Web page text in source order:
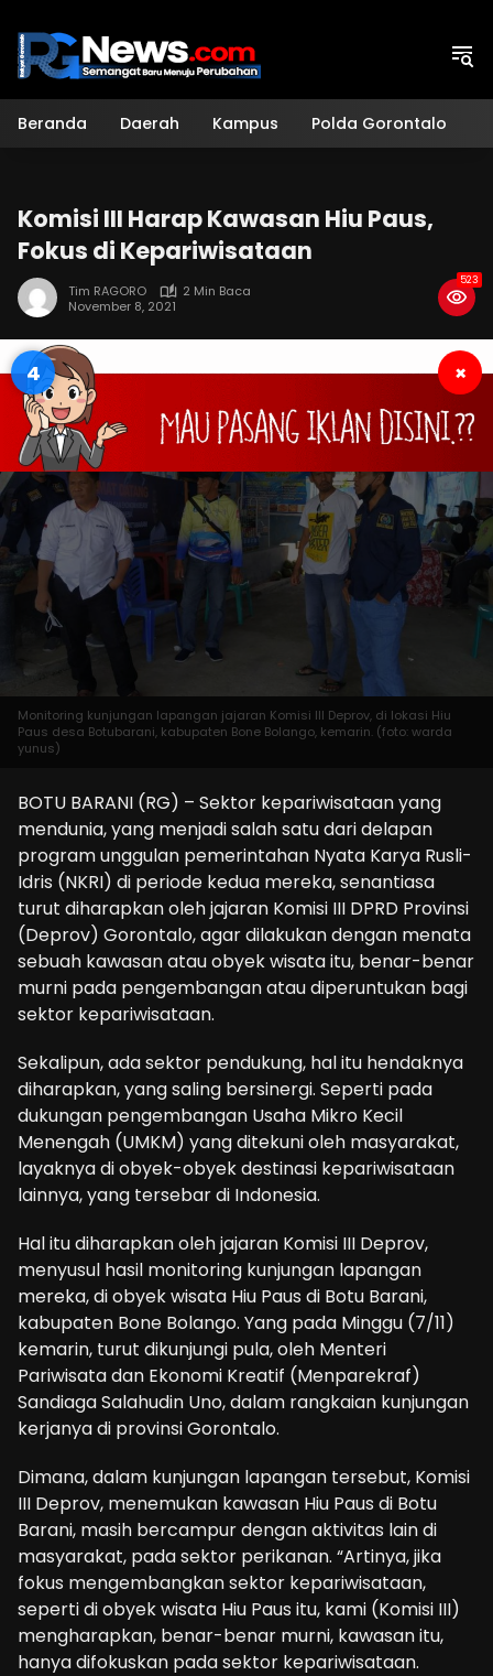
konten
Beranda Daerah Kampus Polda Gorontalo
Komisi III Harap Kawasan Hiu Paus,
Fokus di Kepariwisataan
Tim RAGORO
2 Min Baca
November 8, 2021
523
3 ×
Monitoring kunjungan lapangan jajaran Komisi III Deprov, di lokasi Hiu
Paus desa Botubarani, kabupaten Bone Bolango, kemarin. (foto: warda
yunus)
BOTU BARANI (RG) – Sektor kepariwisataan yang
mendunia, yang menjadi salah satu dari delapan
program unggulan pemerintahan Nyata Karya Rusli-
Idris (NKRI) di periode kedua mereka, senantiasa
turut diharapkan oleh jajaran Komisi III DPRD Provinsi
(Deprov) Gorontalo, agar dilakukan dengan menata
sebuah kawasan atau obyek wisata itu, benar-benar
murni pada pengembangan atau diperuntukan bagi
sektor kepariwisataan.
Sekalipun, ada sektor pendukung, hal itu hendaknya
diharapkan, yang saling bersinergi. Seperti pada
dukungan pengembangan Usaha Mikro Kecil
Menengah (UMKM) yang ditekuni oleh masyarakat,
layaknya di obyek-obyek destinasi kepariwisataan
lainnya, yang tersebar di Indonesia.
Hal itu diharapkan oleh jajaran Komisi III Deprov,
menyusul hasil monitoring kunjungan lapangan
mereka, di obyek wisata Hiu Paus di Botu Barani,
kabupaten Bone Bolango. Yang pada Minggu (7/11)
kemarin, turut dikunjungi pula, oleh Menteri
Pariwisata dan Ekonomi Kreatif (Menparekraf)
Sandiaga Salahudin Uno, dalam rangkaian kunjungan
kerjanya di provinsi Gorontalo.
Dimana, dalam kunjungan lapangan tersebut, Komisi
III Deprov, menemukan kawasan Hiu Paus di Botu
Barani, masih bercampur dengan aktivitas lain di
masyarakat, pada sektor perikanan. “Artinya, jika
fokus mengembangkan sektor kepariwisataan,
seperti di obyek wisata Hiu Paus itu, kami (Komisi III)
mengharapkan, benar-benar murni, kawasan itu,
hanya difokuskan pada sektor kepariwisataan.